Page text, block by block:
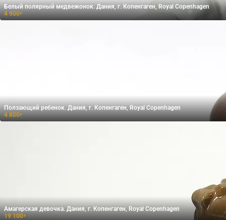
Белый полярный медвежонок. Дания, г. Копенгаген, Royal Copenhagen
4 900₽
Ползающий ребенок. Дания, г. Копенгаген, Royal Copenhagen
4 800₽
Амагерская девочка. Дания, г. Копенгаген, Royal Copenhagen
19 100₽